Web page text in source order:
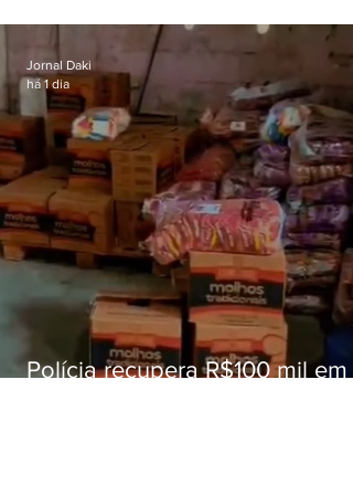
educação
Polícia recupera R$100 mil em
Jornal Daki
há 1 dia